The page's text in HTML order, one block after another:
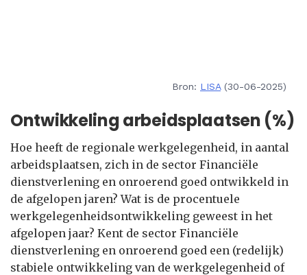
Bron: LISA(30-06-2025)
Ontwikkeling arbeidsplaatsen (%)
Hoe heeft de regionale werkgelegenheid, in aantal
arbeidsplaatsen, zich in de sector Financiële
dienstverlening en onroerend goed ontwikkeld in
de afgelopen jaren? Wat is de procentuele
werkgelegenheidsontwikkeling geweest in het
afgelopen jaar? Kent de sector Financiële
dienstverlening en onroerend goed een (redelijk)
stabiele ontwikkeling van de werkgelegenheid of